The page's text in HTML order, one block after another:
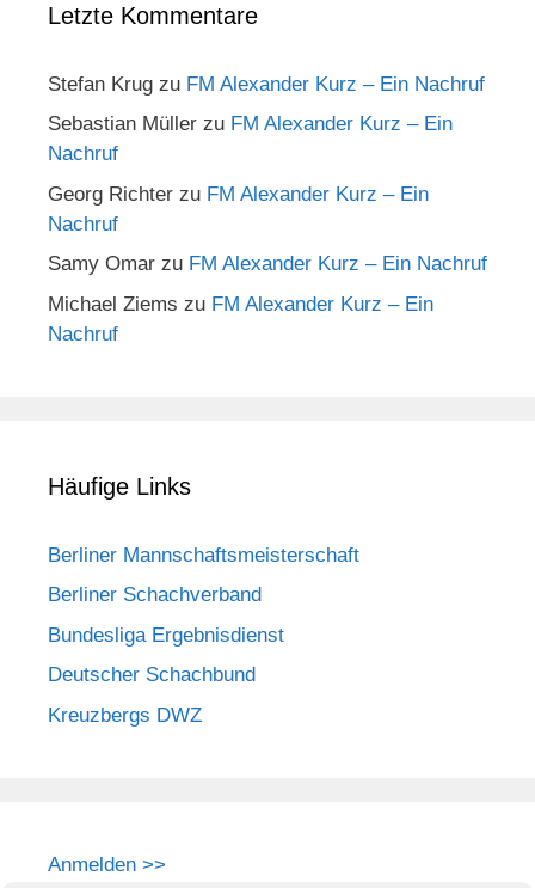
Letzte Kommentare
Stefan Krug zu FM Alexander Kurz – Ein Nachruf
Sebastian Müller zu FM Alexander Kurz – Ein
Nachruf
Georg Richter zu FM Alexander Kurz – Ein
Nachruf
Samy Omar zu FM Alexander Kurz – Ein Nachruf
Michael Ziems zu FM Alexander Kurz – Ein
Nachruf
Häufige Links
Berliner Mannschaftsmeisterschaft
Berliner Schachverband
Bundesliga Ergebnisdienst
Deutscher Schachbund
Kreuzbergs DWZ
Anmelden >>